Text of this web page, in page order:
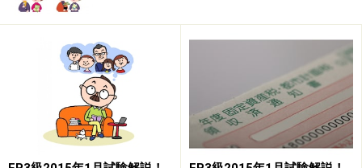
1年複利の計算問題は、元金×（1＋年利）n乗で計算がで
きます。nは年数になります。本問の場合、4年間の運用
であるため、1,000,000円×（1+0.01）4乗＝1,000,000円
×1.04060401=1,040,604円（円未満切捨て）となりま